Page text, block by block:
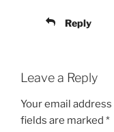
Reply
Leave a Reply
Your email
fields are marked *